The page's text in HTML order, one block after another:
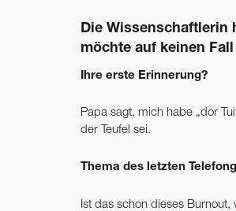
Die Wissenschaftlerin
möchte auf keinen
Ihre erste Erinnerung?
Papa sagt, mich habe „dor
der Teufel sei.
Thema des letzten
Ist das schon dieses